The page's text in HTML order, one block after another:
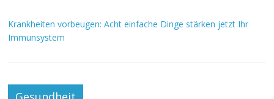
Krankheiten vorbeugen: Acht einfache Dinge stärken jetzt Ihr
Immunsystem